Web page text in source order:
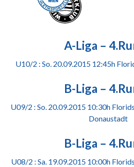
A-Liga –
U10/2 : So. 20.09.2015 12:45h
B-Liga –
U09/2 : So. 20.09.2015 10:30h
Donaustadt
B-Liga –
U08/2 : Sa. 19.09.2015 10:00h